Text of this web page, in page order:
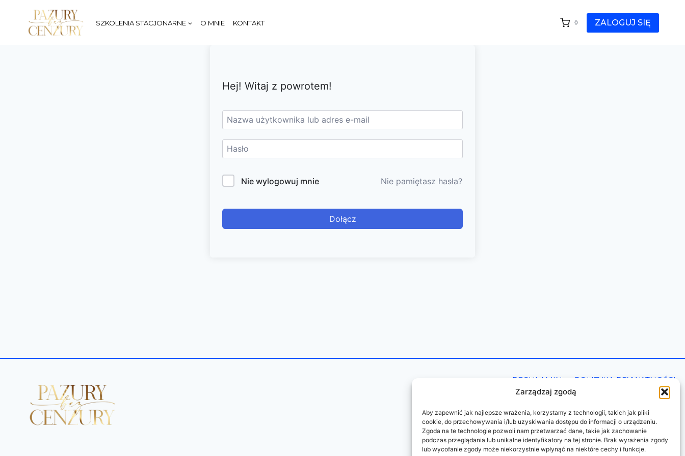
Zarządzaj zgodą
Aby zapewnić jak najlepsze wrażenia, korzystamy z technologii, takich jak pliki
cookie, do przechowywania i/lub uzyskiwania dostępu do informacji o urządzeniu.
Zgoda na te technologie pozwoli nam przetwarzać dane, takie jak zachowanie
podczas przeglądania lub unikalne identyfikatory na tej stronie. Brak wyrażenia zgody
lub wycofanie zgody może niekorzystnie wpłynąć na niektóre cechy i funkcje.
SZKOLENIA STACJONARNE O MNIE KONTAKT 0 ZALOGUJ SIĘ
Hej! Witaj z powrotem!
Nie wylogowuj mnie Nie pamiętasz hasła?
Dołącz
REGULAMIN POLITYKA PRYWATNOŚCI